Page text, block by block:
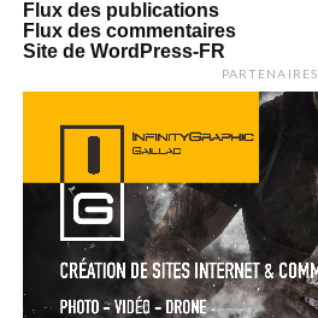
Flux des publications
Flux des commentaires
Site de WordPress-FR
PARTENAIRES